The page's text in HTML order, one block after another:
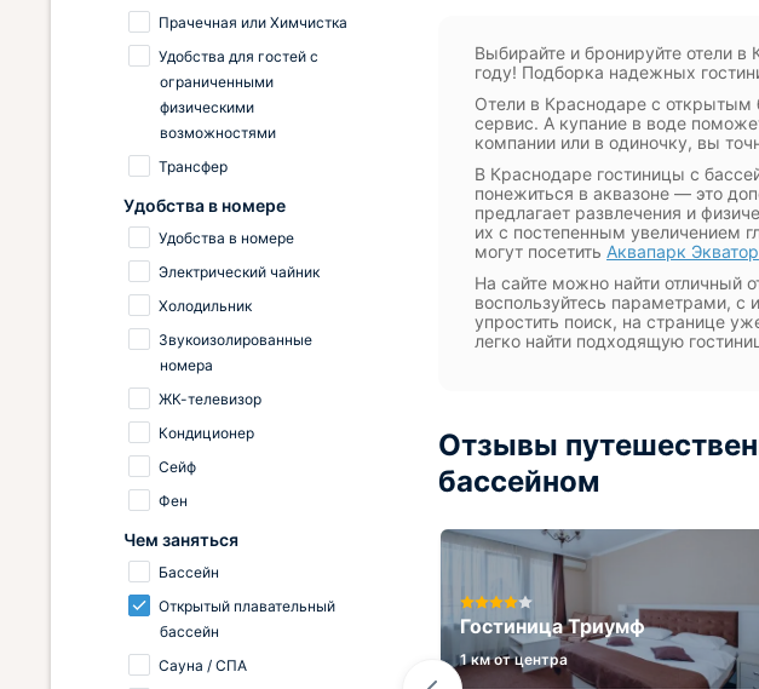
Выбирайте и бронируйте отели
году! Подборка надежных
Отели в Краснодаре с открытым
сервис. А купание в воде
компании или в одиночку, вы
В Краснодаре гостиницы с
понежиться в аквазоне — это
предлагает развлечения и
их с постепенным увеличением
могут посетить Аквапарк Экватор
На сайте можно найти отличный
воспользуйтесь параметрами,
упростить поиск, на странице
легко найти подходящую
Отзывы
бассейном
Отель 8 Avenue
11.5 км от центра
Гостиница Триумф
1 км от центра
Прачечная или Химчистка
Удобства для гостей с
ограниченными
физическими
возможностями
Трансфер
Удобства в номере
Удобства в номере
Электрический чайник
Холодильник
Звукоизолированные
номера
ЖК-телевизор
Кондиционер
Сейф
Фен
Чем заняться
Бассейн
Открытый плавательный
бассейн
Сауна / СПА